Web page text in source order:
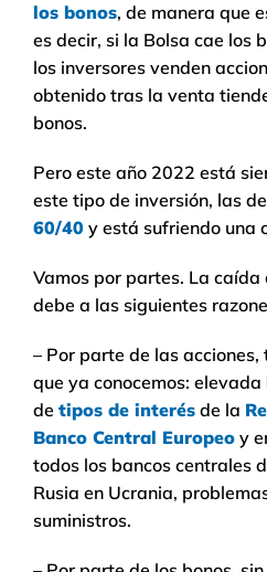
los bonos, de manera que
es decir, si la Bolsa cae los
los inversores venden
obtenido tras la venta
bonos.
Pero este año 2022 está
este tipo de inversión, las
60/40 y está sufriendo una
Vamos por partes. La
debe a las siguientes
– Por parte de las acciones,
que ya conocemos: elevada
de tipos de interés de la
Banco Central Europeo y
todos los bancos centrales
Rusia en Ucrania,
suministros.